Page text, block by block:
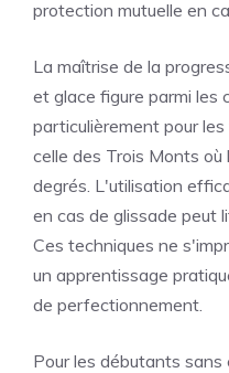
protection mutuelle en
La maîtrise de la
et glace figure parmi les
particulièrement pour
celle des Trois Monts
degrés. L'utilisation
en cas de glissade peut
Ces techniques ne
un apprentissage
de perfectionnement.
Pour les débutants